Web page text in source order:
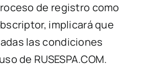
de registro como
implicará que
las condiciones
de RUSESPA.COM.